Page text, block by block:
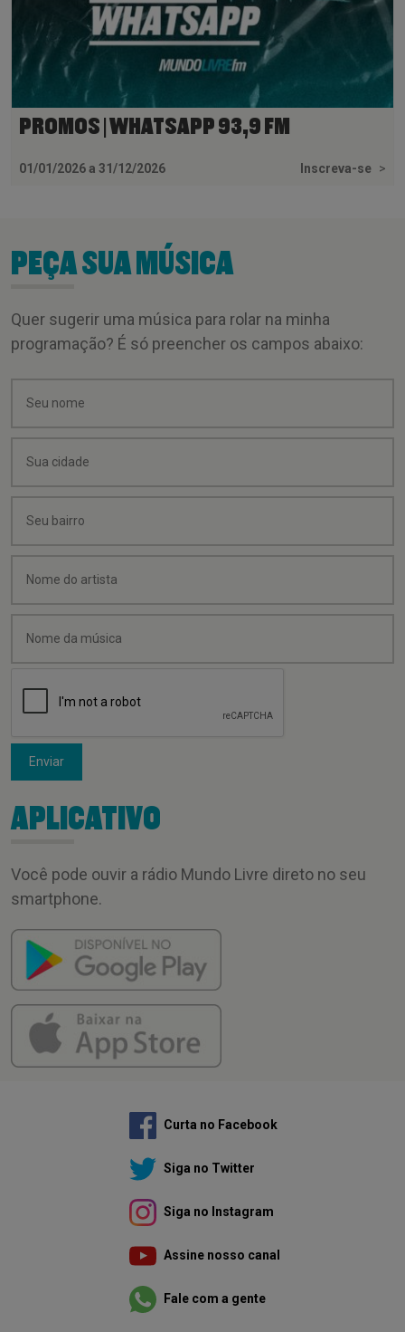
PROMOS | WHATSAPP 93,9 FM
01/01/2026 a 31/12/2026 Inscreva-se >
PEÇA SUA MÚSICA
Quer sugerir uma música para rolar na minha
programação? É só preencher os campos abaixo:
Enviar
APLICATIVO
Você pode ouvir a rádio Mundo Livre direto no seu
smartphone.
Curta no Facebook
Siga no Twitter
Siga no Instagram
Assine nosso canal
Fale com a gente